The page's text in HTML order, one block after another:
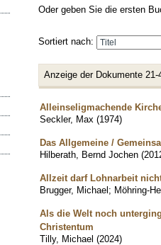
Oder geben Sie die ersten
Sortiert nach:
Anzeige der Dokumente 21-
Alleinseligmachende
Seckler, Max (1974)
Das Allgemeine /
Hilberath, Bernd Jochen (
Allzeit darf Lohnarbeit
Brugger, Michael; Möhring-
Als die Welt noch
Christentum
Tilly, Michael (2024)